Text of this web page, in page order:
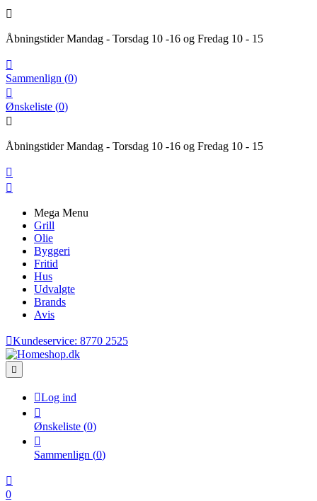

Åbningstider Mandag - Torsdag 10 -16 og Fredag 10 - 15

Sammenlign (0)

Ønskeliste (0)

Åbningstider Mandag - Torsdag 10 -16 og Fredag 10 - 15


Mega Menu
Grill
Olie
Byggeri
Fritid
Hus
Udvalgte
Brands
Avis
Kundeservice: 8770 2525

Log ind

Ønskeliste (0)

Sammenlign (0)

0